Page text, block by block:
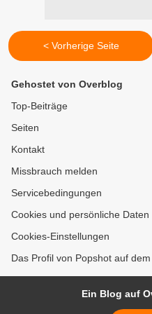
< Vorherige Seite
Gehostet von Overblog
Top-Beiträge
Seiten
Kontakt
Missbrauch melden
Servicebedingungen
Cookies und persönliche Daten
Cookies-Einstellungen
Das Profil von Popshot auf
Ein Blog auf